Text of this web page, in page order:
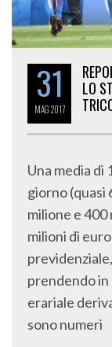
31
MAG2017
LO
Una media
giorno (quasi
milione e 400
milioni di
prendendo
erariale
sono numeri